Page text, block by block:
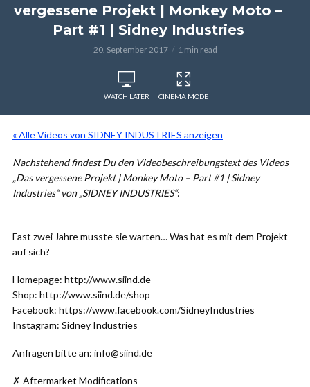
vergessene Projekt | Monkey Moto –
Part #1 | Sidney Industries
20. September 2017 1 min read
WATCH LATER CINEMA MODE
« Alle Videos von SIDNEY INDUSTRIES anzeigen
Nachstehend findest Du den Videobeschreibungstext des Videos
„Das vergessene Projekt | Monkey Moto – Part #1 | Sidney
Industries“ von „SIDNEY INDUSTRIES“:
Fast zwei Jahre musste sie warten… Was hat es mit dem Projekt
auf sich?
Homepage: http://www.siind.de
Shop: http://www.siind.de/shop
Facebook: https://www.facebook.com/SidneyIndustries
Instagram: Sidney Industries
Anfragen bitte an: info@siind.de
✗ Aftermarket Modifications